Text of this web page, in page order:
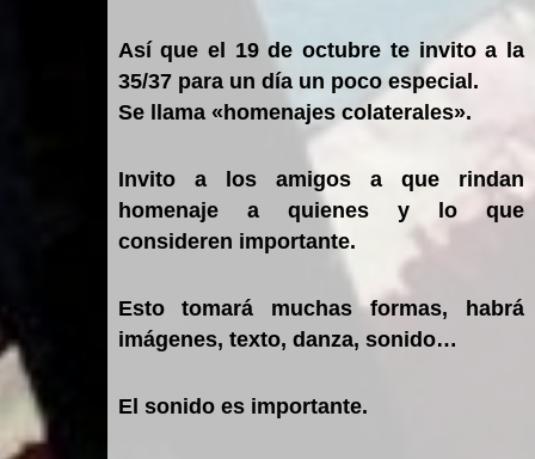
Así que el 19 de octubre te invito a la
35/37 para un día un poco especial.
Se llama «homenajes colaterales».
Invito a los amigos a que rindan
homenaje a quienes y lo que
consideren importante.
Esto tomará muchas formas, habrá
imágenes, texto, danza, sonido…
El sonido es importante.